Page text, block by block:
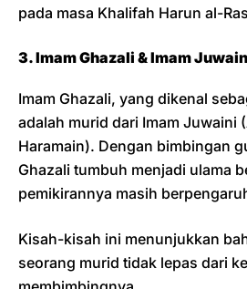
pada masa Khalifah Harun al-
3. Imam Ghazali & Imam
Imam Ghazali, yang dikenal
adalah murid dari Imam Juwaini
Haramain). Dengan bimbingan
Ghazali tumbuh menjadi ulama
pemikirannya masih
Kisah-kisah ini menunjukkan
seorang murid tidak lepas dari